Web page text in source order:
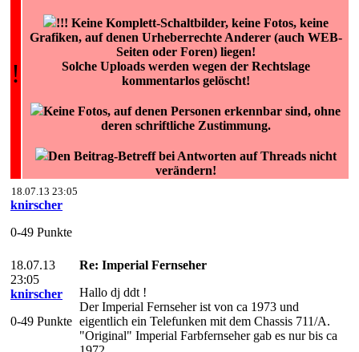
!
!!! Keine Komplett-Schaltbilder, keine Fotos, keine
Grafiken, auf denen Urheberrechte Anderer (auch WEB-
Seiten oder Foren) liegen!
Solche Uploads werden wegen der Rechtslage
kommentarlos gelöscht!
Keine Fotos, auf denen Personen erkennbar sind, ohne
deren schriftliche Zustimmung.
Den Beitrag-Betreff bei Antworten auf Threads nicht
verändern!
18.07.13 23:05
knirscher
0-49 Punkte
18.07.13
23:05
knirscher
0-49 Punkte
Re: Imperial Fernseher
Hallo dj ddt !
Der Imperial Fernseher ist von ca 1973 und
eigentlich ein Telefunken mit dem Chassis 711/A.
"Original" Imperial Farbfernseher gab es nur bis ca